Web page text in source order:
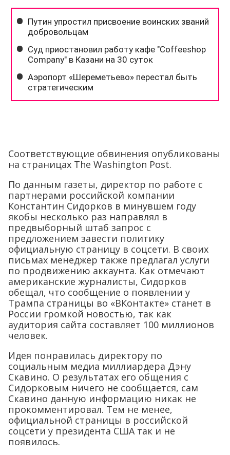
Соответствующие обвинения опубликованы
на страницах The Washington Post.
По данным газеты, директор по работе с
партнерами российской компании
Константин Сидорков в минувшем году
якобы несколько раз направлял в
предвыборный штаб запрос с
предложением завести политику
официальную страницу в соцсети. В своих
письмах менеджер также предлагал услуги
по продвижению аккаунта. Как отмечают
американские журналисты, Сидорков
обещал, что сообщение о появлении у
Трампа страницы во «ВКонтакте» станет в
России громкой новостью, так как
аудитория сайта составляет 100 миллионов
человек.
Идея понравилась директору по
социальным медиа миллиардера Дэну
Скавино. О результатах его общения с
Сидорковым ничего не сообщается, сам
Скавино данную информацию никак не
прокомментировал. Тем не менее,
официальной страницы в российской
соцсети у президента США так и не
появилось.